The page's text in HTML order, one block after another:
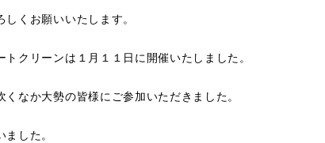
しくお願いいたします。
トクリーンは１月１１日に開催いたしました。
くなか大勢の皆様にご参加いただきました。
ました。